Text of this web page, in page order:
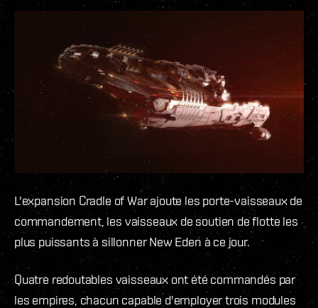
L'expansion Cradle of War ajoute les porte-vaisseaux de
commandement, les vaisseaux de soutien de flotte les
plus puissants à sillonner New Eden à ce jour.
Quatre redoutables vaisseaux ont été commandés par
les empires, chacun capable d'employer trois modules